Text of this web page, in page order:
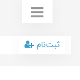
ثبت‌نام